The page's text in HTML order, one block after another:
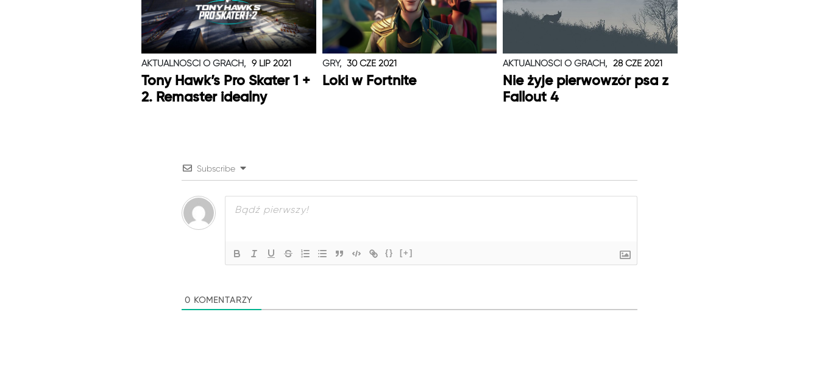
AKTUALNOŚCI O GRACH, 9 LIP 2021
Tony Hawk’s Pro Skater 1 +
2. Remaster idealny
GRY, 30 CZE 2021
Loki w Fortnite
AKTUALNOŚCI O GRACH, 28 CZE 2021
Nie żyje pierwowzór psa z
Fallout 4
Subscribe
{} [+]
0 KOMENTARZY